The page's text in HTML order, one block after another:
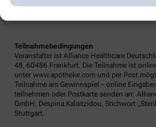
Teilnahmebedingungen
Veranstalter ist Alliance Healthcare
48, 60486 Frankfurt. Die Teilnahme ist
unter www.apotheke.com und per Post
Teilnahme am Gewinnspiel – online
teilnehmen oder Postkarte senden an:
GmbH, Despina Kalaitzidou, Stichwort
Stuttgart.